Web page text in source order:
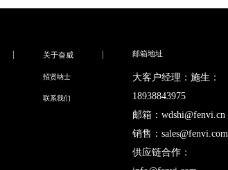
关于奋威
招贤纳士
联系我们
邮箱地址
大客户经理：施生：
18938843975
邮箱：wdshi@fenvi.cn
销售：sales@fenvi.com
供应链合作：